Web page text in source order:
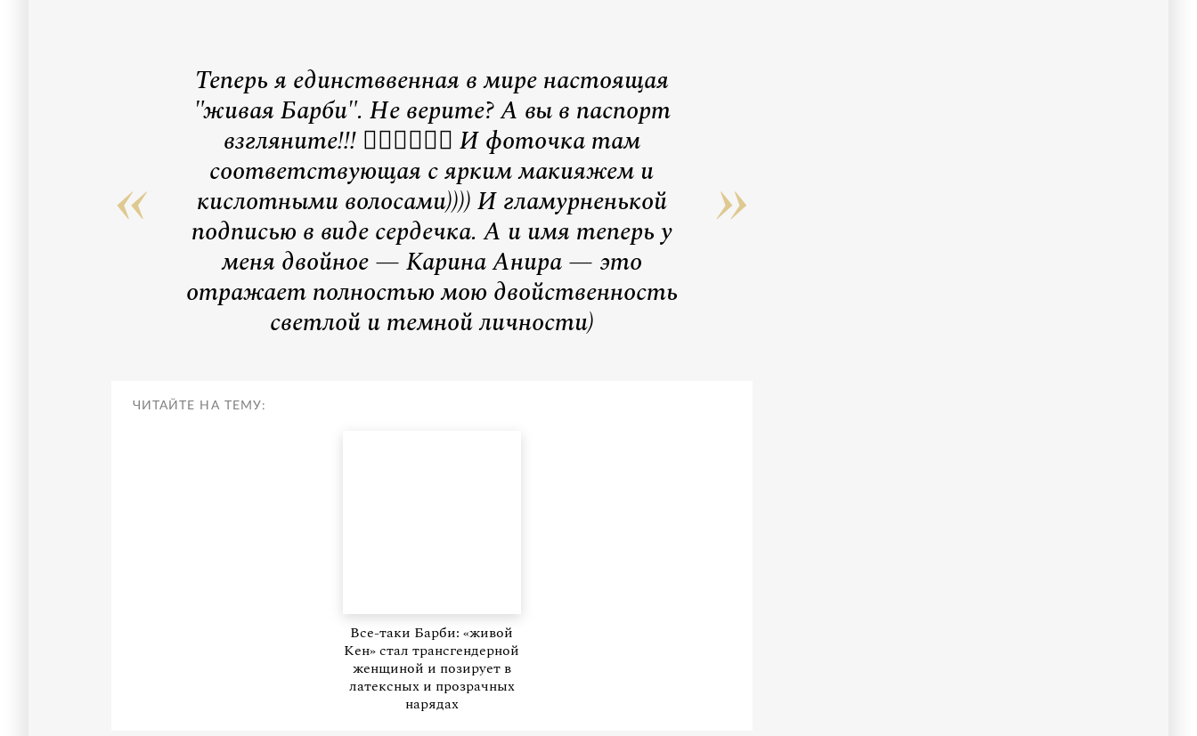
Теперь я единстввенная в мире настоящая
"живая Барби". Не верите? А вы в паспорт
взгляните!!! 👇🏻👇🏻👇🏻 И фоточка там
соответствующая с ярким макияжем и
кислотными волосами)))) И гламурненькой
подписью в виде сердечка. А и имя теперь у
меня двойное — Карина Анира — это
отражает полностью мою двойственность
светлой и темной личности)
ЧИТАЙТЕ НА ТЕМУ:
Все-таки Барби: «живой
Кен» стал трансгендерной
женщиной и позирует в
латексных и прозрачных
нарядах